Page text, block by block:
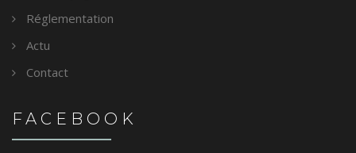
Réglementation
Actu
Contact
FACEBOOK